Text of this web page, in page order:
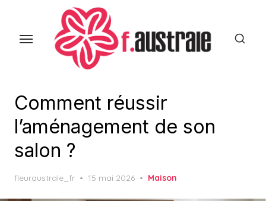
Comment réussir
l’aménagement de son
salon ?
fleuraustrale_fr
Posted
15 mai 2026 Maison